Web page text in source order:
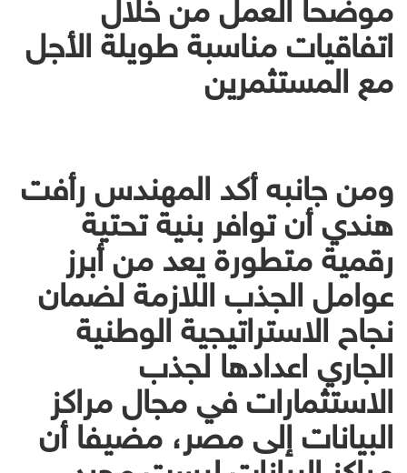
اتفاقيات مناسبة طويلة الأجل
مع المستثمرين
ومن جانبه أكد المهندس رأفت
هندي أن توافر بنية تحتية
رقمية متطورة يعد من أبرز
عوامل الجذب اللازمة لضمان
نجاح الاستراتيجية الوطنية
الجاري اعدادها لجذب
الاستثمارات في مجال مراكز
البيانات إلى مصر، مضيفا أن